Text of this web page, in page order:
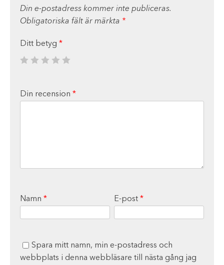
Din e-postadress kommer inte publiceras.
Obligatoriska fält är märkta *
Ditt betyg *
Din recension *
Namn * E-post *
Spara mitt namn, min e-postadress och
webbplats i denna webbläsare till nästa gång jag